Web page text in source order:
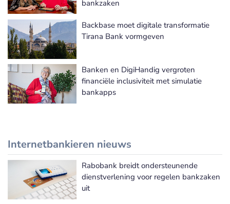
bankzaken
Backbase moet digitale transformatie
Tirana Bank vormgeven
Banken en DigiHandig vergroten
financiële inclusiviteit met simulatie
bankapps
Internetbankieren nieuws
Meer Internetbankieren nieuws
Rabobank breidt ondersteunende
dienstverlening voor regelen bankzaken
uit